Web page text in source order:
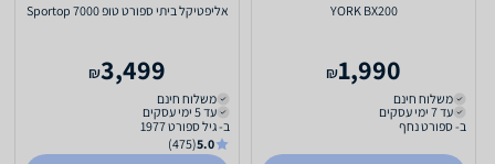
YORK BX200
1,990
₪
משלוח חינם
עד 7 ימי עסקים
ב- ספורט נחף
אליפטיקל ביתי ספורט טופ Sportop 7000
3,499
₪
משלוח חינם
עד 5 ימי עסקים
ב- גיל ספורט 1977
5.0
(475)